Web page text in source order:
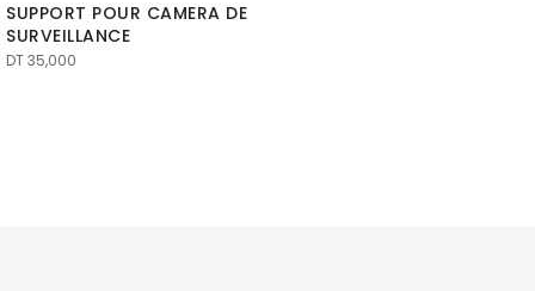
SUPPORT POUR CAMERA DE
SURVEILLANCE
DT35,000